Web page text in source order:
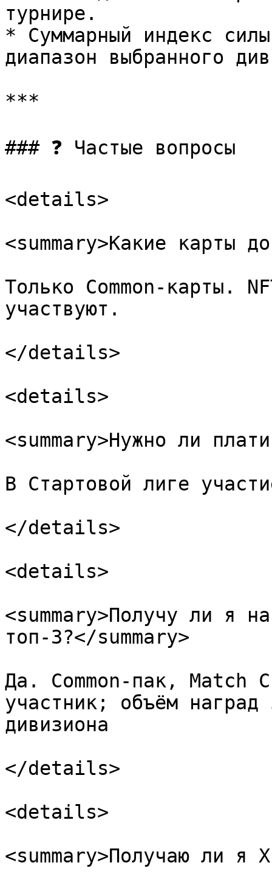
турнире.
* Суммарный индекс
диапазон выбранного
***
### ❓ Частые вопросы
<details>
<summary>Какие карты
Только Common-карты.
участвуют.
</details>
<details>
<summary>Нужно ли
В Стартовой лиге
</details>
<details>
<summary>Получу ли я
топ-3?</summary>
Да. Common-пак, Match
участник; объём
дивизиона
</details>
<details>
<summary>Получаю ли я